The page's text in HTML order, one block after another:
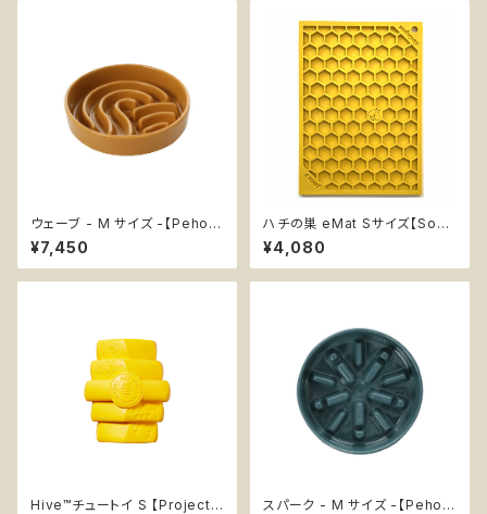
ウェーブ - M サイズ -【Peho
m】フードボウル セラミック ノン
スリップ エンリッチメント 犬 知
育 スローフィーダー 早食い防
¥7,450
ハチの巣 eMat Sサイズ【Soda
Pup】難易度★★★ 早食い防
止皿 スローフィーダー 知育 エ
ンリッチメント ストレス解消 ソダ
¥4,080
Hive™チュートイ S 【Project
スパーク - M サイズ -【Peho